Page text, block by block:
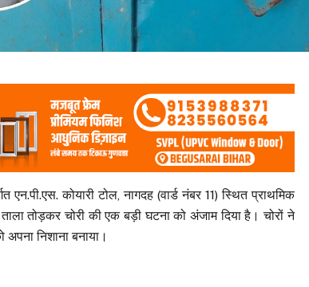
एन.पी.एस. कोयारी टोल, नागदह (वार्ड नंबर 11) स्थित प्राथमिक
ताला तोड़कर चोरी की एक बड़ी घटना को अंजाम दिया है। चोरों ने
निशाना बनाया।